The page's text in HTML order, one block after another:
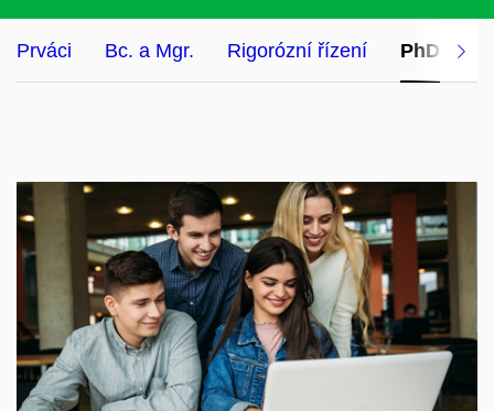
Prváci Bc. a Mgr. Rigorózní řízení PhD